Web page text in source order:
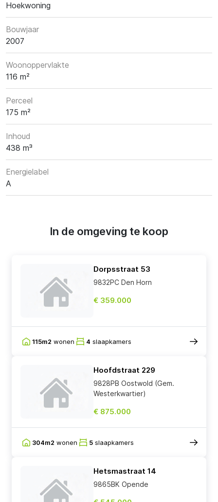
Hoekwoning
Bouwjaar
2007
Woonoppervlakte
116 m²
Perceel
175 m²
Inhoud
438 m³
Energielabel
A
In de omgeving te koop
Dorpsstraat 53
9832PC Den Horn
€ 359.000
115m2 wonen 4 slaapkamers
Hoofdstraat 229
9828PB Oostwold (Gem.
Westerkwartier)
€ 875.000
304m2 wonen 5 slaapkamers
Hetsmastraat 14
9865BK Opende